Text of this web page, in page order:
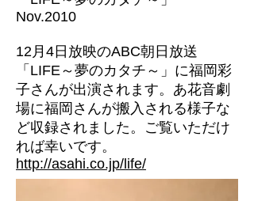
Nov.2010
12月4日放映のABC朝日放送
「LIFE～夢のカタチ～」に福岡彩
子さんが出演されます。あ花音劇
場に福岡さんが搬入される様子な
ど収録されました。ご覧いただけ
れば幸いです。
http://asahi.co.jp/life/